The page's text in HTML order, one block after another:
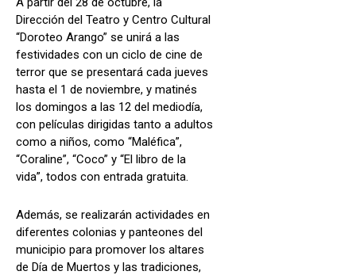
Dirección del Teatro y Centro Cultural
“Doroteo Arango” se unirá a las
festividades con un ciclo de cine de
terror que se presentará cada jueves
hasta el 1 de noviembre, y matinés
los domingos a las 12 del mediodía,
con películas dirigidas tanto a adultos
como a niños, como “Maléfica”,
“Coraline”, “Coco” y “El libro de la
vida”, todos con entrada gratuita.
Además, se realizarán actividades en
diferentes colonias y panteones del
municipio para promover los altares
de Día de Muertos y las tradiciones,